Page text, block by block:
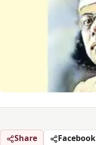
Share Facebook